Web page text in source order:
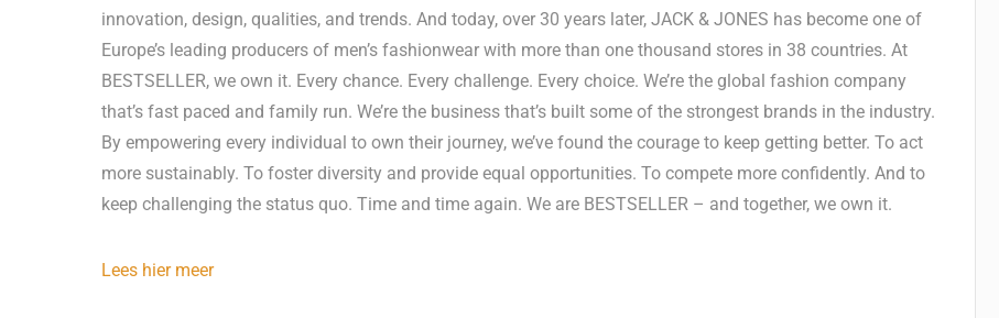
innovation, design, qualities, and trends. And today, over 30 years later, JACK & JONES has become one of
Europe’s leading producers of men’s fashionwear with more than one thousand stores in 38 countries. At
BESTSELLER, we own it. Every chance. Every challenge. Every choice. We’re the global fashion company
that’s fast paced and family run. We’re the business that’s built some of the strongest brands in the industry.
By empowering every individual to own their journey, we’ve found the courage to keep getting better. To act
more sustainably. To foster diversity and provide equal opportunities. To compete more confidently. And to
keep challenging the status quo. Time and time again. We are BESTSELLER – and together, we own it.
Lees hier meer